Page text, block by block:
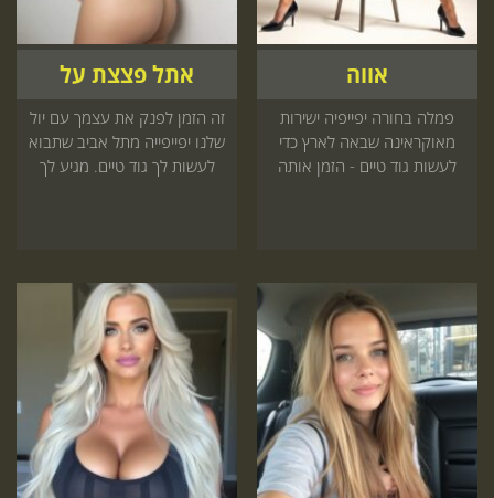
אווה
פמלה בחורה יפייפיה ישירות
מאוקראינה שבאה לארץ כדי
לעשות גוד טיים - הזמן אותה
אתל פצצת על
זה הזמן לפנק את עצמך עם יול
שלנו יפייפייה מתל אביב שתבוא
לעשות לך גוד טיים. מגיע לך